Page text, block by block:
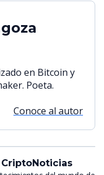
en Bitcoin y
Poeta.
Conoce al autor